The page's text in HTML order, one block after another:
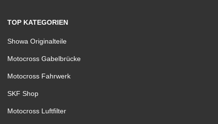
TOP KATEGORIEN
Showa Originalteile
Motocross Gabelbrücke
Motocross Fahrwerk
SKF Shop
Motocross Luftfilter